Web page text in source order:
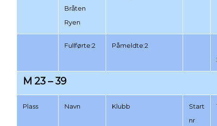
Bråten
Ryen
Fullførte:2 Påmeldte:2
M 23 – 39
Plass Navn Klubb
Start
nr.